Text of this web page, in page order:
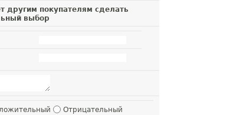
другим покупателям сделать
выбор
Отрицательный